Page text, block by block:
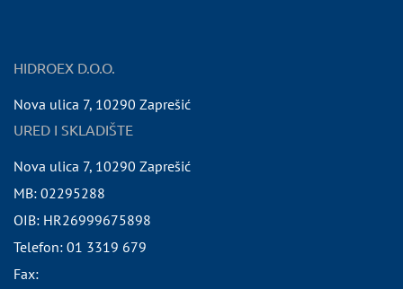
HIDROEX D.O.O.
Nova ulica 7, 10290 Zaprešić
URED I SKLADIŠTE
Nova ulica 7, 10290 Zaprešić
MB: 02295288
OIB: HR26999675898
Telefon: 01 3319 679
Fax: